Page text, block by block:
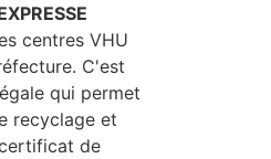
centres VHU
C'est
qui permet
recyclage et
de